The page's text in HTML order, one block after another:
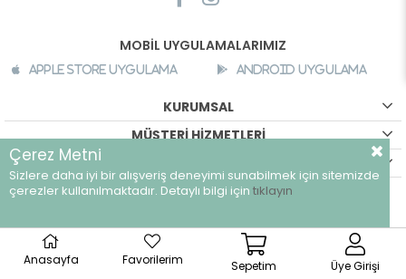
MOBİL UYGULAMALARIMIZ
Apple Store Uygulama Android Uygulama
KURUMSAL
MÜŞTERİ HİZMETLERİ
©breeze.com.tr - Tüm hakları saklıdır.
Anasayfa Favorilerim Sepetim Üye Girişi
Çerez Metni
Sizlere daha iyi bir alışveriş deneyimi sunabilmek için sitemizde
çerezler kullanılmaktadır. Detaylı bilgi için tıklayın